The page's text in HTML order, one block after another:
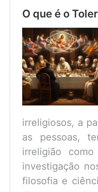
O que é o
irreligiosos, a
as pessoas,
irreligião
investigação
filosofia e